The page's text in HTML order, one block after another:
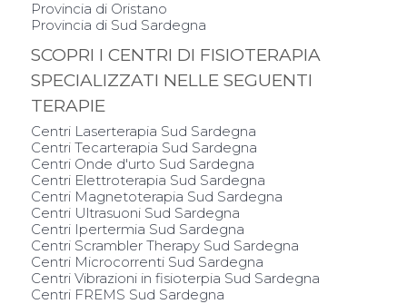
Provincia di Oristano
Provincia di Sud Sardegna
SCOPRI I CENTRI DI FISIOTERAPIA
SPECIALIZZATI NELLE SEGUENTI
TERAPIE
Centri Laserterapia Sud Sardegna
Centri Tecarterapia Sud Sardegna
Centri Onde d'urto Sud Sardegna
Centri Elettroterapia Sud Sardegna
Centri Magnetoterapia Sud Sardegna
Centri Ultrasuoni Sud Sardegna
Centri Ipertermia Sud Sardegna
Centri Scrambler Therapy Sud Sardegna
Centri Microcorrenti Sud Sardegna
Centri Vibrazioni in fisioterpia Sud Sardegna
Centri FREMS Sud Sardegna